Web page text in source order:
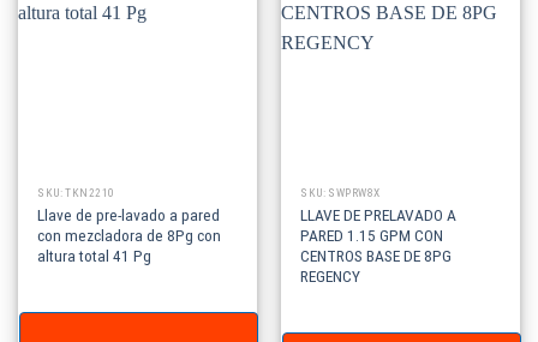
SKU: TKN2210
Llave de pre-lavado a pared
con mezcladora de 8Pg con
altura total 41 Pg
SKU: SWPRW8X
LLAVE DE PRELAVADO A
PARED 1.15 GPM CON
CENTROS BASE DE 8PG
REGENCY